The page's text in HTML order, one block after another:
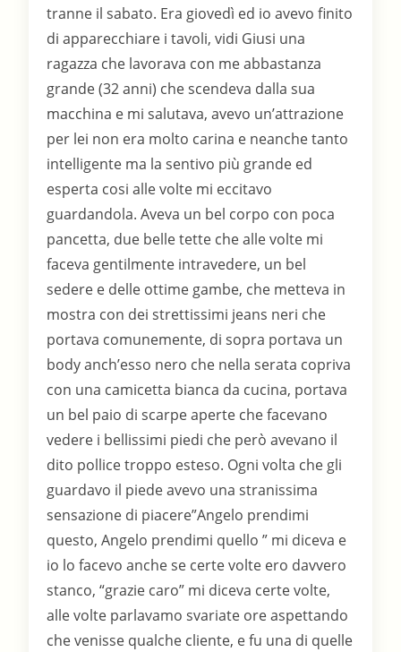
tranne il sabato. Era giovedì ed io avevo finito
di apparecchiare i tavoli, vidi Giusi una
ragazza che lavorava con me abbastanza
grande (32 anni) che scendeva dalla sua
macchina e mi salutava, avevo un’attrazione
per lei non era molto carina e neanche tanto
intelligente ma la sentivo più grande ed
esperta cosi alle volte mi eccitavo
guardandola. Aveva un bel corpo con poca
pancetta, due belle tette che alle volte mi
faceva gentilmente intravedere, un bel
sedere e delle ottime gambe, che metteva in
mostra con dei strettissimi jeans neri che
portava comunemente, di sopra portava un
body anch’esso nero che nella serata copriva
con una camicetta bianca da cucina, portava
un bel paio di scarpe aperte che facevano
vedere i bellissimi piedi che però avevano il
dito pollice troppo esteso. Ogni volta che gli
guardavo il piede avevo una stranissima
sensazione di piacere”Angelo prendimi
questo, Angelo prendimi quello ” mi diceva e
io lo facevo anche se certe volte ero davvero
stanco, “grazie caro” mi diceva certe volte,
alle volte parlavamo svariate ore aspettando
che venisse qualche cliente, e fu una di quelle